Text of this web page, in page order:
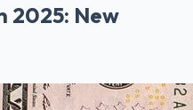
2025: New